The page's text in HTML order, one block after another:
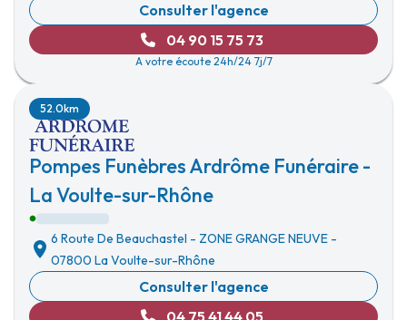
Consulter l'agence
04 90 15 75 73
A votre écoute 24h/24 7j/7
Pompes Funèbres Ardrôme Funéraire -
La Voulte-sur-Rhône
52.0km
6 Route De Beauchastel - ZONE GRANGE NEUVE -
07800 La Voulte-sur-Rhône
Consulter l'agence
04 75 41 44 05